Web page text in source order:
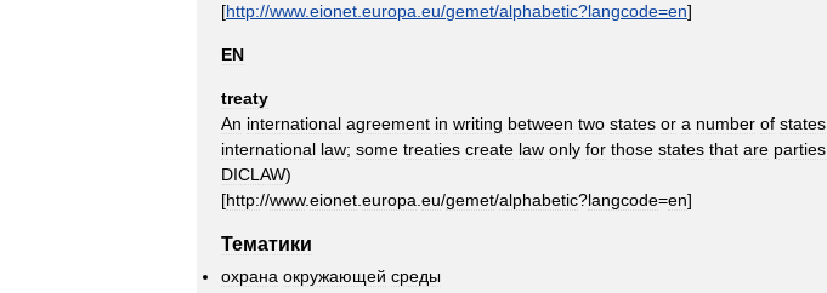
[http://www.eionet europa eu/gemet/alphabetic?langcode=en]
EN
treaty
An international agreement in writing between two states or a number of states
international law; some treaties create law only for those states that are parties
DICLAW)
[http://www.eionet europa eu/gemet/alphabetic?langcode=en]
Тематики
охрана окружающей среды